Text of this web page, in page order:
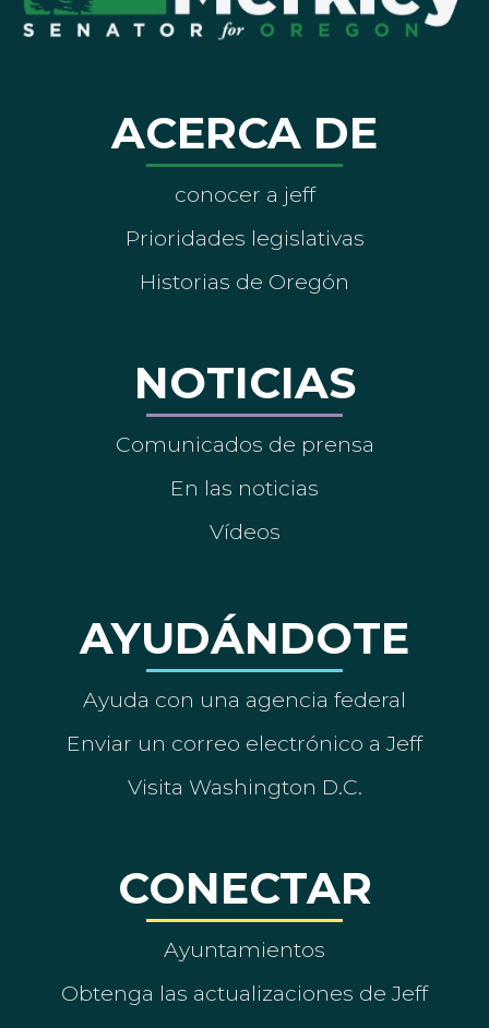
ACERCA DE
conocer a jeff
Prioridades legislativas
Historias de Oregón
NOTICIAS
Comunicados de prensa
En las noticias
Vídeos
AYUDÁNDOTE
Ayuda con una agencia federal
Enviar un correo electrónico a Jeff
Visita Washington D.C.
CONECTAR
Ayuntamientos
Obtenga las actualizaciones de Jeff